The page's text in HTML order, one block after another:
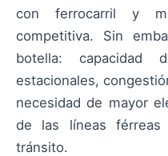
con ferrocarril y
competitiva. Sin
botella: capacidad
estacionales,
necesidad de mayor
de las líneas férreas
tránsito.